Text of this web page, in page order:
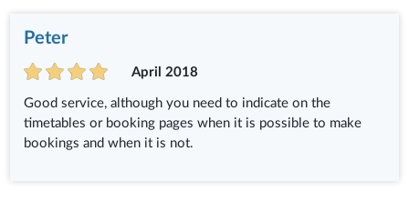
Peter
April 2018
Good service, although you need to indicate on the
timetables or booking pages when it is possible to make
bookings and when it is not.